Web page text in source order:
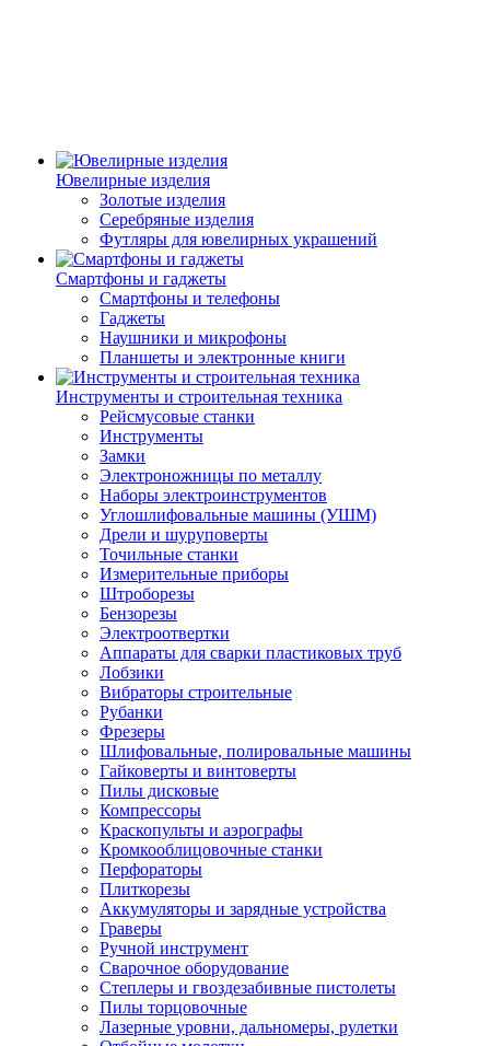
Ювелирные изделия
Золотые изделия
Серебряные изделия
Футляры для ювелирных украшений
Смартфоны и гаджеты
Смартфоны и телефоны
Гаджеты
Наушники и микрофоны
Планшеты и электронные книги
Инструменты и строительная техника
Рейсмусовые станки
Инструменты
Замки
Электроножницы по металлу
Наборы электроинструментов
Углошлифовальные машины (УШМ)
Дрели и шуруповерты
Точильные станки
Измерительные приборы
Штроборезы
Бензорезы
Электроотвертки
Аппараты для сварки пластиковых труб
Лобзики
Вибраторы строительные
Рубанки
Фрезеры
Шлифовальные, полировальные машины
Гайковерты и винтоверты
Пилы дисковые
Компрессоры
Краскопульты и аэрографы
Кромкооблицовочные станки
Перфораторы
Плиткорезы
Аккумуляторы и зарядные устройства
Граверы
Ручной инструмент
Сварочное оборудование
Степлеры и гвоздезабивные пистолеты
Пилы торцовочные
Лазерные уровни, дальномеры, рулетки